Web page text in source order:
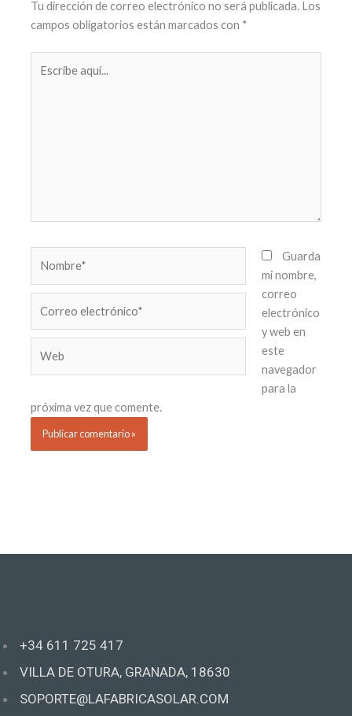
Tu dirección de correo electrónico no será publicada. Los
campos obligatorios están marcados con *
aquí...
electrónico*
Guarda
mi nombre,
correo
electrónico
y web en
este
navegador
para la
próxima vez que comente.
+34 611 725 417
VILLA DE OTURA, GRANADA, 18630
SOPORTE@LAFABRICASOLAR.COM